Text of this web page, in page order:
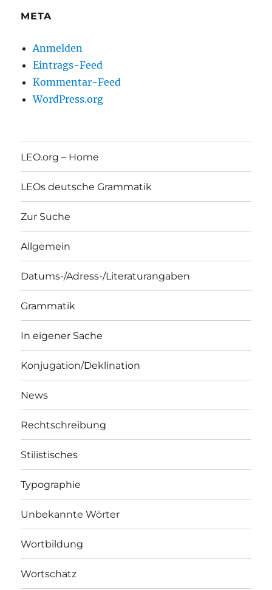
META
Anmelden
Eintrags-Feed
Kommentar-Feed
WordPress.org
LEO.org – Home
LEOs deutsche Grammatik
Zur Suche
Allgemein
Datums-/Adress-/Literaturangaben
Grammatik
In eigener Sache
Konjugation/Deklination
News
Rechtschreibung
Stilistisches
Typographie
Unbekannte Wörter
Wortbildung
Wortschatz